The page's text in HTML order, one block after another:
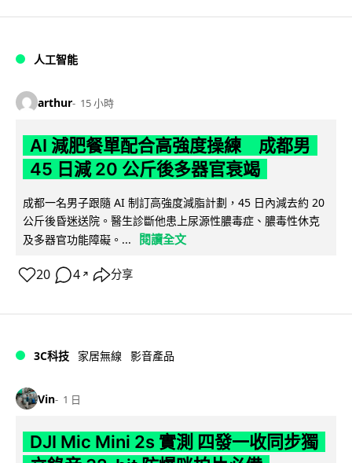
人工智能
arthur 15 小時
AI 減肥餐單配合高強度操練 成都男
45 日減 20 公斤後多器官衰竭
成都一名男子跟隨 AI 制訂高強度減脂計劃，45 日內減去約 20
公斤後昏迷送院。醫生診斷他患上尿源性膿毒症、膿毒性休克
及多器官功能障礙。...
閱讀全文
20 4 ↗ 分享
3C科技 家居無線 影音產品
Vin 1 日
DJI Mic Mini 2s 實測 四發一收同步獨